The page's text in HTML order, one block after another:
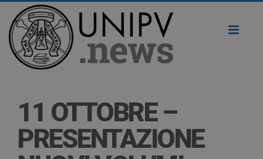
11 OTTOBRE –
PRESENTAZIONE